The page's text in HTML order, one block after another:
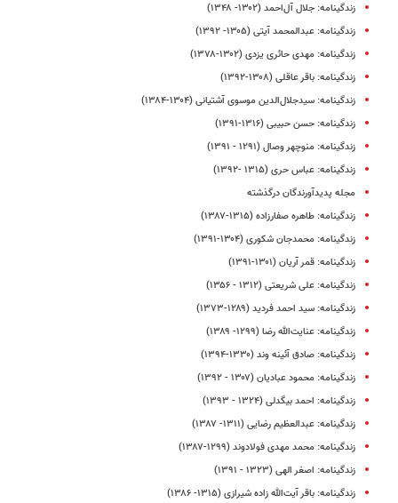
زندگینامه: جلال آل‌احمد (۱۳۰۲- ۱۳۴۸)
زندگینامه: عبدالمحمد آیتی (۱۳۰۵- ۱۳۹۲)
زندگینامه: مهدی‌ حائری‌ یزدی‌ (۱۳۰۲-۱۳۷۸)
زندگینامه: باقر عاقلی (۱۳۰۸-۱۳۹۲)
زندگینامه: سیدجلال‌الدین موسوی آشتیانی (۱۳۰۴-۱۳۸۴)
زندگینامه: حسن حبیبی (۱۳۱۶-۱۳۹۱)
زندگینامه: منوچهر وصال (۱۲۹۱ - ۱۳۹۱)
زندگینامه: عباس حری (۱۳۱۵ -۱۳۹۲)
مجله پدیدآورندگان درگذشته
زندگینامه: طاهره صفارزاده (۱۳۱۵-۱۳۸۷)
زندگینامه: محمدجان شکوری (۱۳۰۴-۱۳۹۱)
زندگینامه: قمر آریان (۱۳۰۱-۱۳۹۱)
زندگینامه: علی شریعتی (۱۳۱۲ - ۱۳۵۶)
زندگینامه: سید احمد فردید (۱۲۸۹-۱۳۷۳)
زندگینامه: عنایت‌الله رضا (۱۲۹۹- ۱۳۸۹)
زندگینامه: صادق آئینه وند (۱۳۳۰-۱۳۹۴)
زندگینامه: محمود عبادیان (۱۳۰۷ - ۱۳۹۲)
زندگینامه: احمد بیگدلی (۱۳۲۴ - ۱۳۹۳)
زندگینامه: عبدالعظیم رضایی (۱۳۱۱- ۱۳۸۷)
زندگینامه: محمد مهدی فولادوند (۱۲۹۹-۱۳۸۷)
زندگینامه: اصغر الهی (۱۳۲۳ - ۱۳۹۱)
زندگینامه: باقر آیت‌الله زاده شیرازی (۱۳۱۵- ۱۳۸۶)